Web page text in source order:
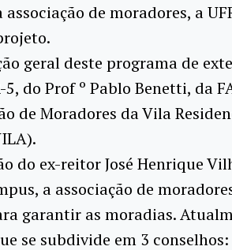
de moradores, a
geral deste programa de
5, do Prof º Pablo Benetti, da
de Moradores da Vila
do ex-reitor José Henrique
a associação de
garantir as moradias.
se subdivide em 3